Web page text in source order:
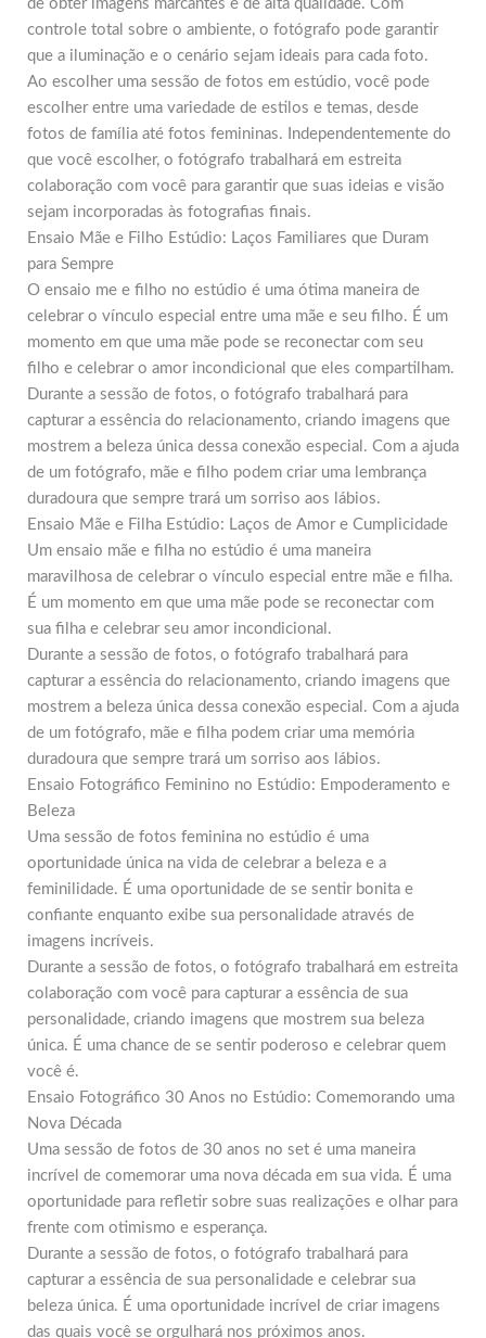
de obter imagens marcantes e de alta qualidade. Com
controle total sobre o ambiente, o fotógrafo pode garantir
que a iluminação e o cenário sejam ideais para cada foto.
Ao escolher uma sessão de fotos em estúdio, você pode
escolher entre uma variedade de estilos e temas, desde
fotos de família até fotos femininas. Independentemente do
que você escolher, o fotógrafo trabalhará em estreita
colaboração com você para garantir que suas ideias e visão
sejam incorporadas às fotografias finais.
Ensaio Mãe e Filho Estúdio: Laços Familiares que Duram
para Sempre
O ensaio me e filho no estúdio é uma ótima maneira de
celebrar o vínculo especial entre uma mãe e seu filho. É um
momento em que uma mãe pode se reconectar com seu
filho e celebrar o amor incondicional que eles compartilham.
Durante a sessão de fotos, o fotógrafo trabalhará para
capturar a essência do relacionamento, criando imagens que
mostrem a beleza única dessa conexão especial. Com a ajuda
de um fotógrafo, mãe e filho podem criar uma lembrança
duradoura que sempre trará um sorriso aos lábios.
Ensaio Mãe e Filha Estúdio: Laços de Amor e Cumplicidade
Um ensaio mãe e filha no estúdio é uma maneira
maravilhosa de celebrar o vínculo especial entre mãe e filha.
É um momento em que uma mãe pode se reconectar com
sua filha e celebrar seu amor incondicional.
Durante a sessão de fotos, o fotógrafo trabalhará para
capturar a essência do relacionamento, criando imagens que
mostrem a beleza única dessa conexão especial. Com a ajuda
de um fotógrafo, mãe e filha podem criar uma memória
duradoura que sempre trará um sorriso aos lábios.
Ensaio Fotográfico Feminino no Estúdio: Empoderamento e
Beleza
Uma sessão de fotos feminina no estúdio é uma
oportunidade única na vida de celebrar a beleza e a
feminilidade. É uma oportunidade de se sentir bonita e
confiante enquanto exibe sua personalidade através de
imagens incríveis.
Durante a sessão de fotos, o fotógrafo trabalhará em estreita
colaboração com você para capturar a essência de sua
personalidade, criando imagens que mostrem sua beleza
única. É uma chance de se sentir poderoso e celebrar quem
você é.
Ensaio Fotográfico 30 Anos no Estúdio: Comemorando uma
Nova Década
Uma sessão de fotos de 30 anos no set é uma maneira
incrível de comemorar uma nova década em sua vida. É uma
oportunidade para refletir sobre suas realizações e olhar para
frente com otimismo e esperança.
Durante a sessão de fotos, o fotógrafo trabalhará para
capturar a essência de sua personalidade e celebrar sua
beleza única. É uma oportunidade incrível de criar imagens
das quais você se orgulhará nos próximos anos.